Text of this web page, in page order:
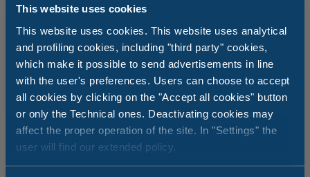
This website uses cookies
This website uses cookies. This website uses analytical
and profiling cookies, including "third party" cookies,
which make it possible to send advertisements in line
with the user's preferences. Users can choose to accept
all cookies by clicking on the "Accept all cookies" button
or only the Technical ones. Deactivating cookies may
affect the proper operation of the site. In "Settings" the
user will find our extended policy.
Reiten und Hippotherapie: Natur vom
Pferderücken aus!
Ein aufregendes Erlebnis, unter Strandkiefern oder durch
die Brackwasserlandschaft im Regionalpark des Podeltas
zu reiten! Wollen Sie an einem Reitkurs teilnehmen oder
Ihren Kindern eine einzigartige Erfahrung schenken?
Wählen Sie Hippotherapie: Hier ist Urlaub eine
fantastische Entdeckung, unterstützt durch den Reit-Club